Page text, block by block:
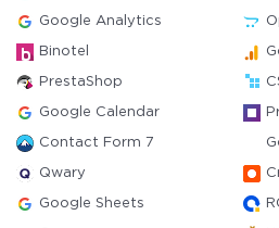
Google Analytics
Binotel
PrestaShop
Google Calendar
Contact Form 7
Qwary
Google Sheets